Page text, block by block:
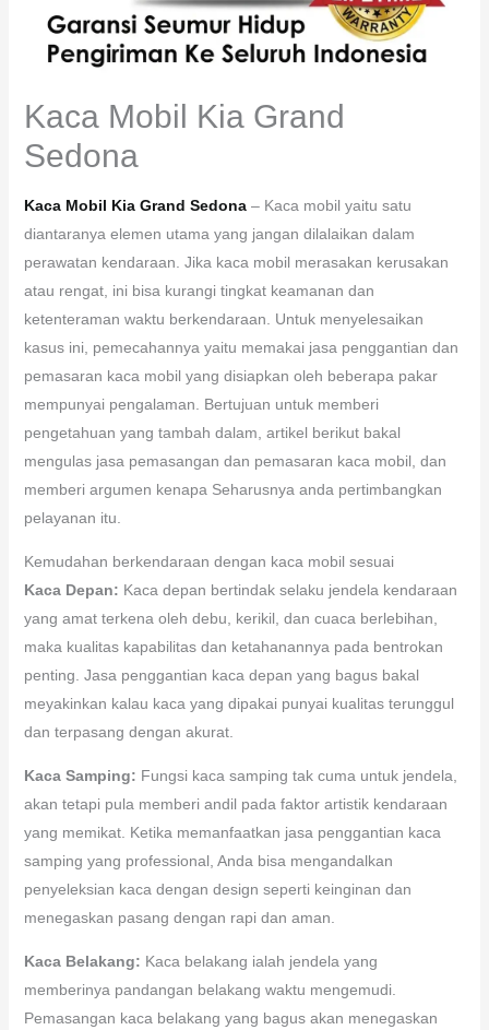
Kaca Mobil Kia Grand
Sedona
Kaca Mobil Kia Grand Sedona – Kaca mobil yaitu satu
diantaranya elemen utama yang jangan dilalaikan dalam
perawatan kendaraan. Jika kaca mobil merasakan kerusakan
atau rengat, ini bisa kurangi tingkat keamanan dan
ketenteraman waktu berkendaraan. Untuk menyelesaikan
kasus ini, pemecahannya yaitu memakai jasa penggantian dan
pemasaran kaca mobil yang disiapkan oleh beberapa pakar
mempunyai pengalaman. Bertujuan untuk memberi
pengetahuan yang tambah dalam, artikel berikut bakal
mengulas jasa pemasangan dan pemasaran kaca mobil, dan
memberi argumen kenapa Seharusnya anda pertimbangkan
pelayanan itu.
Kemudahan berkendaraan dengan kaca mobil sesuai
Kaca Depan: Kaca depan bertindak selaku jendela kendaraan
yang amat terkena oleh debu, kerikil, dan cuaca berlebihan,
maka kualitas kapabilitas dan ketahanannya pada bentrokan
penting. Jasa penggantian kaca depan yang bagus bakal
meyakinkan kalau kaca yang dipakai punyai kualitas terunggul
dan terpasang dengan akurat.
Kaca Samping: Fungsi kaca samping tak cuma untuk jendela,
akan tetapi pula memberi andil pada faktor artistik kendaraan
yang memikat. Ketika memanfaatkan jasa penggantian kaca
samping yang professional, Anda bisa mengandalkan
penyeleksian kaca dengan design seperti keinginan dan
menegaskan pasang dengan rapi dan aman.
Kaca Belakang: Kaca belakang ialah jendela yang
memberinya pandangan belakang waktu mengemudi.
Pemasangan kaca belakang yang bagus akan menegaskan